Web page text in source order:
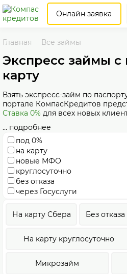
Онлайн заявка
Главная Все займы
Экспресс займы с
карту
Взять экспресс-займ по
портале КомпасКредитов
Ставка 0% для всех новых
... подробнее
под 0%
на карту
новые МФО
круглосуточно
без отказа
через Госуслуги
На карту Сбера Без отказа
На карту круглосуточно
Микрозайм